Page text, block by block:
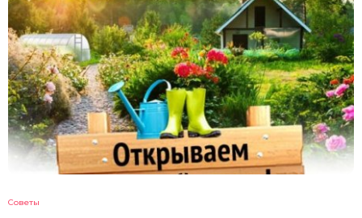
Советы